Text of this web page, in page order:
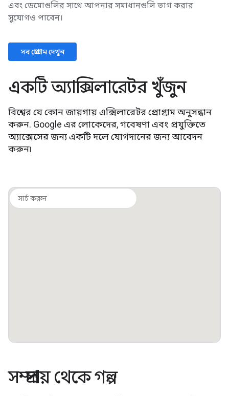
এবং ডেমোগুলির সাথে আপনার সমাধানগুলি ভাগ করার
সুযোগও পাবেন।
সব প্রোগ্রাম দেখুন
একটি অ্যাক্সিলারেটর খুঁজুন
বিশ্বের যে কোন জায়গায় এক্সিলারেটর প্রোগ্রাম অনুসন্ধান
করুন. Google এর লোকেদের, গবেষণা এবং প্রযুক্তিতে
অ্যাক্সেসের জন্য একটি দলে যোগদানের জন্য আবেদন
করুন৷
সম্প্রদায় থেকে গল্প